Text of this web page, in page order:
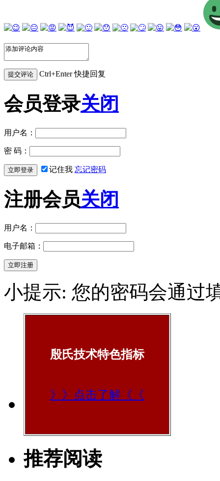
Ctrl+Enter 快捷回复
会员登录关闭
用户名：
密 码：
记住我 忘记密码
注册会员关闭
用户名：
电子邮箱：
小提示: 您的密码会通过
殷氏技术特色指标
》》点击了解《《
推荐阅读